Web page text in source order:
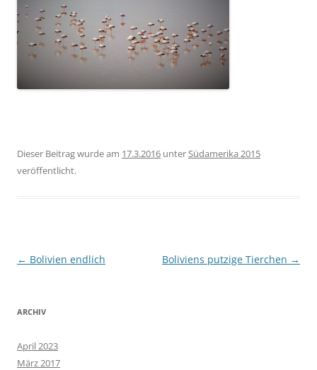
Dieser Beitrag wurde am 17.3.2016 unterSüdamerika 2015
veröffentlicht.
Beitragsnavigation
← Bolivien endlich Boliviens putzige Tierchen →
ARCHIV
April 2023
März 2017